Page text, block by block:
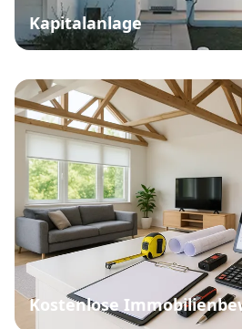
Kapitalanlage
Kostenlose